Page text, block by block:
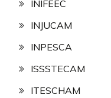
INIFEEC
INJUCAM
INPESCA
ISSSTECAM
ITESCHAM